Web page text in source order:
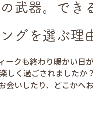
武器。でき
グを選ぶ理
ークも終わり暖かい日
しく過ごされましたか
会いしたり、どこかへ